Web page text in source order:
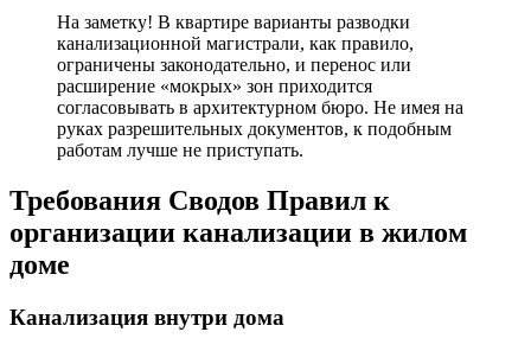
На заметку! В квартире варианты разводки
канализационной магистрали, как правило,
ограничены законодательно, и перенос или
расширение «мокрых» зон приходится
согласовывать в архитектурном бюро. Не имея на
руках разрешительных документов, к подобным
работам лучше не приступать.
Требования Сводов Правил к
организации канализации в жилом
доме
Канализация внутри дома